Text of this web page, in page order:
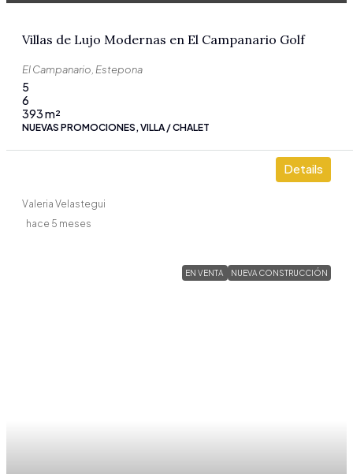
Villas de Lujo Modernas en El Campanario Golf
El Campanario, Estepona
5
6
393m²
NUEVAS PROMOCIONES, VILLA / CHALET
Details
Valeria Velastegui
hace 5 meses
EN VENTA NUEVA CONSTRUCCIÓN